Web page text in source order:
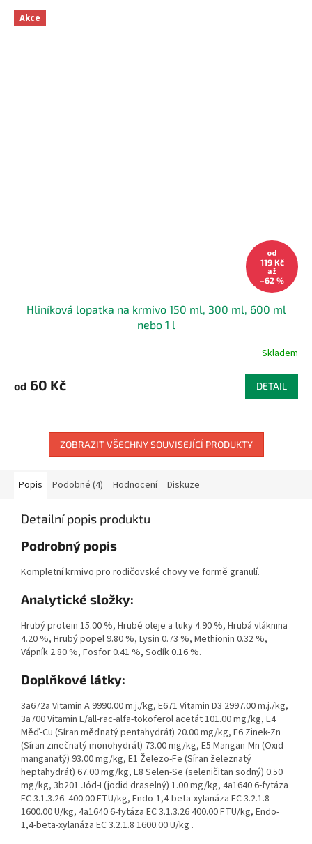
Akce
od
119 Kč
až
–62 %
Hliníková lopatka na krmivo 150 ml, 300 ml, 600 ml
nebo 1 l
Skladem
od 60 Kč DETAIL
ZOBRAZIT VŠECHNY SOUVISEJÍCÍ PRODUKTY
Popis Podobné (4) Hodnocení Diskuze
Detailní popis produktu
Podrobný popis
Kompletní krmivo pro rodičovské chovy ve formě granulí.
Analytické složky:
Hrubý protein 15.00 %, Hrubé oleje a tuky 4.90 %, Hrubá vláknina
4.20 %, Hrubý popel 9.80 %, Lysin 0.73 %, Methionin 0.32 %,
Vápník 2.80 %, Fosfor 0.41 %, Sodík 0.16 %.
Doplňkové látky:
3a672a Vitamin A 9990.00 m.j./kg, E671 Vitamin D3 2997.00 m.j./kg,
3a700 Vitamin E/all-rac-alfa-tokoferol acetát 101.00 mg/kg, E4
Měď-Cu (Síran měďnatý pentahydrát) 20.00 mg/kg, E6 Zinek-Zn
(Síran zinečnatý monohydrát) 73.00 mg/kg, E5 Mangan-Mn (Oxid
manganatý) 93.00 mg/kg, E1 Železo-Fe (Síran železnatý
heptahydrát) 67.00 mg/kg, E8 Selen-Se (seleničitan sodný) 0.50
mg/kg, 3b201 Jód-I (jodid draselný) 1.00 mg/kg, 4a1640 6-fytáza
EC 3.1.3.26 400.00 FTU/kg, Endo-1,4-beta-xylanáza EC 3.2.1.8
1600.00 U/kg, 4a1640 6-fytáza EC 3.1.3.26 400.00 FTU/kg, Endo-
1,4-beta-xylanáza EC 3.2.1.8 1600.00 U/kg .